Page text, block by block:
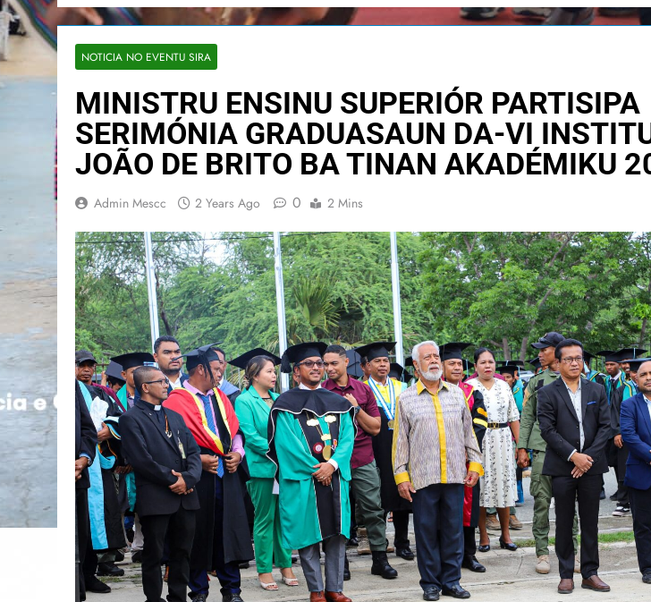
NOTICIA NO EVENTU SIRA
MINISTRU ENSINU SUPERIÓR PARTISIPA
SERIMÓNIA GRADUASAUN DA-VI
JOÃO DE BRITO BA TINAN AKADÉMIKU
Admin Mescc 2 Years Ago 0 2 Mins